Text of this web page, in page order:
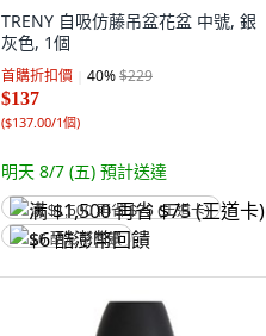
TRENY 自吸仿藤吊盆花盆 中號, 銀
灰色, 1個
首購折扣價 40%$229
$137
($137.00/1個)
明天 8/7 (五) 預計送達
满 $1,500 再省 $75 (王道卡)
$6 酷澎幣回饋